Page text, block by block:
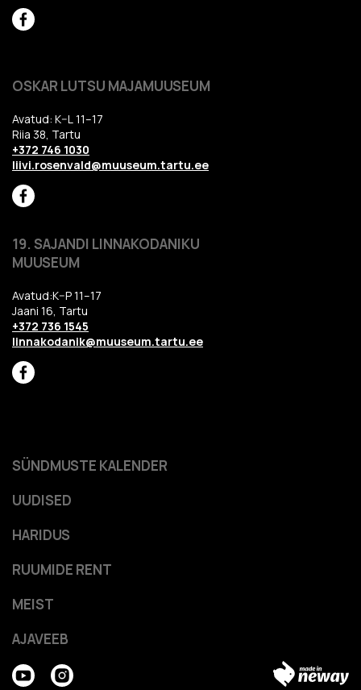
OSKAR LUTSU MAJAMUUSEUM
Avatud: K–L 11–17
Riia 38, Tartu
+372 746 1030
liivi.rosenvald@muuseum.tartu.ee
19. SAJANDI LINNAKODANIKU
MUUSEUM
Avatud:K–P 11–17
Jaani 16, Tartu
+372 736 1545
linnakodanik@muuseum.tartu.ee
HARIDUS
RUUMIDE RENT
MEIST
AJAVEEB
SÜNDMUSTE KALENDER
UUDISED